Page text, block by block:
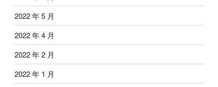
2022 年 5 月
2022 年 4 月
2022 年 2 月
2022 年 1 月